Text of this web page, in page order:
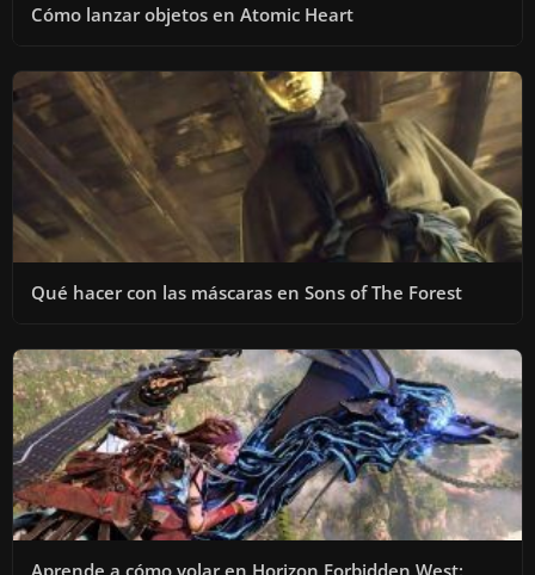
Cómo lanzar objetos en Atomic Heart
Qué hacer con las máscaras en Sons of The Forest
Aprende a cómo volar en Horizon Forbidden West: